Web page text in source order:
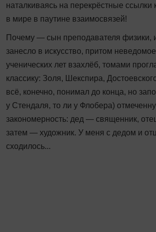
наталкиваясь на перекрёстные
в мире в паутине взаимосвязей!
Почему — сын преподавателя физики,
занесло в искусство, притом
ученических лет взахлёб, томами
классику: Золя, Шекспира,
всё, конечно, понимал до конца, но
у Стендаля, то ли у Флобера)
закономерность: дед — священник,
затем — художник. У меня с дедом и
сходилось...